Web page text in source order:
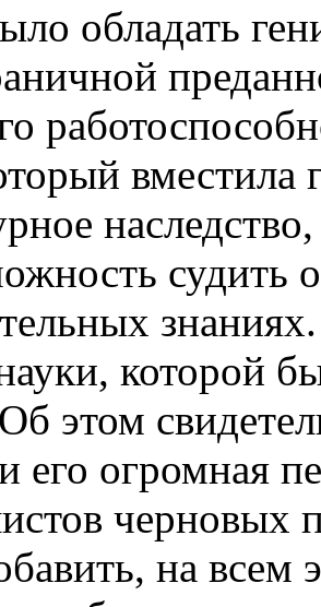
обладать
вместила
судить
которой
этом
его огромная
черновых
на всем